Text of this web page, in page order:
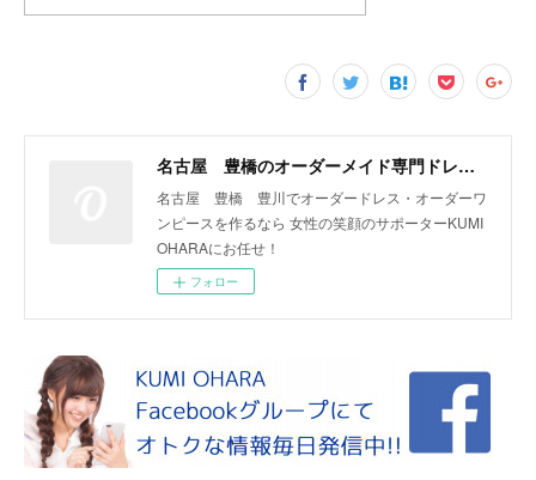
名古屋 豊橋のオーダーメイド専門ドレスデザイナー KUMI OHARA
名古屋 豊橋 豊川でオーダードレス・オーダーワ
ンピースを作るなら 女性の笑顔のサポーターKUMI
OHARAにお任せ！
フォロー